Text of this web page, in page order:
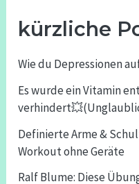
kürzliche
Wie du Depressionen
Es wurde ein Vitamin
Definierte Arme &
Workout ohne Geräte
Ralf Blume: Diese